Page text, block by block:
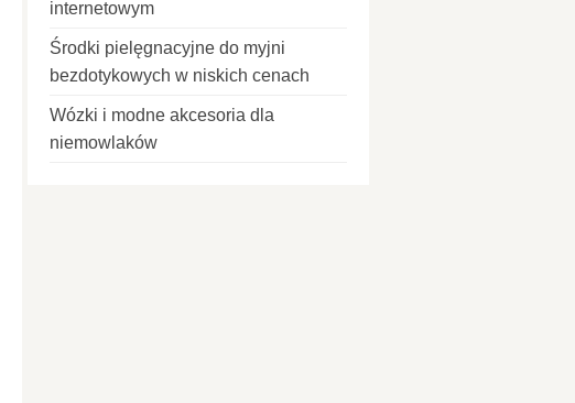
internetowym
Środki pielęgnacyjne do myjni
bezdotykowych w niskich cenach
Wózki i modne akcesoria dla
niemowlaków